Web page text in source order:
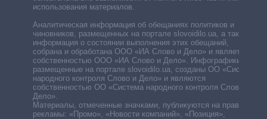
использования материалов.
Аналитическая информация об обещаниях политиков и
чиновников, размещенных на портале slovoidilo.ua, а также
информация о состоянии выполнения этих обещаний,
собрана и обработана ООО «ИА Слово и Дело» и является
собственностью ООО «ИА Слово и Дело». Инфографики,
размещенные на портале slovoidilo.ua, созданы ОО «Система
народного контроля Слово и Дело» и являются
собственностью ОО «Система народного контроля Слово и
Дело».
Материалы, отмеченные значками, публикуются на правах
рекламы: «Промо», «Новости компаний», «Позиция»,